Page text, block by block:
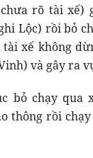
rõ tài xế)
Lộc) rồi bỏ
xế không
và gây ra
bỏ chạy qua
thông rồi